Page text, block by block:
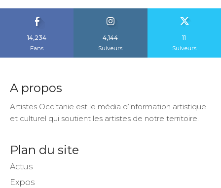
14,234
Fans
4,144
Suiveurs
11
Suiveurs
A propos
Artistes Occitanie est le média d’information artistique
et culturel qui soutient les artistes de notre territoire.
Plan du site
Actus
Expos